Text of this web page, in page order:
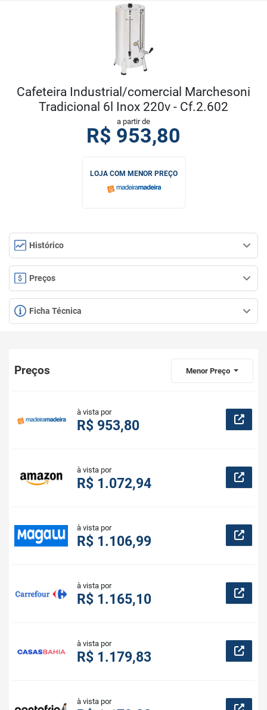
Cafeteira Industrial/comercial Marchesoni
Tradicional 6l Inox 220v - Cf.2.602
a partir de
R$ 953,80
LOJA COM MENOR PREÇO
Histórico
Preços
Ficha Técnica
Preços Menor Preço
à vista por
R$ 953,80
à vista por
R$ 1.072,94
à vista por
R$ 1.106,99
à vista por
R$ 1.165,10
à vista por
R$ 1.179,83
à vista por